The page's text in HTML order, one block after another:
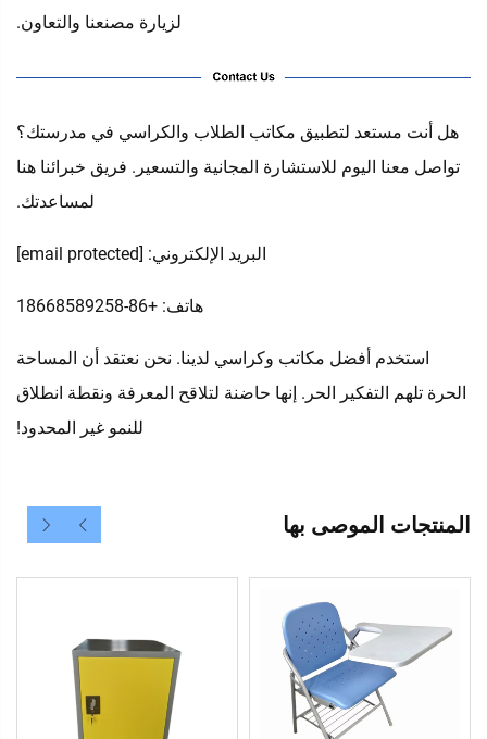
لزيارة مصنعنا والتعاون.
هل أنت مستعد لتطبيق مكاتب الطلاب والكراسي في مدرستك؟
تواصل معنا اليوم للاستشارة المجانية والتسعير. فريق خبرائنا هنا
لمساعدتك.
البريد الإلكتروني: [email protected]
هاتف: +86-18668589258
استخدم أفضل مكاتب وكراسي لدينا. نحن نعتقد أن المساحة
الحرة تلهم التفكير الحر. إنها حاضنة لتلاقح المعرفة ونقطة انطلاق
للنمو غير المحدود!
المنتجات الموصى بها